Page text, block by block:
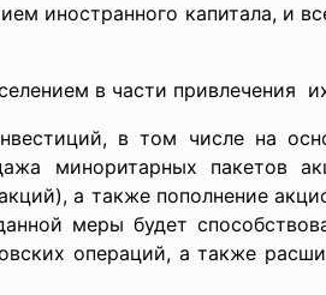
иностранного капитала, и
в части привлечения
в том числе на
миноритарных
а также пополнение
меры будет
операций, а также